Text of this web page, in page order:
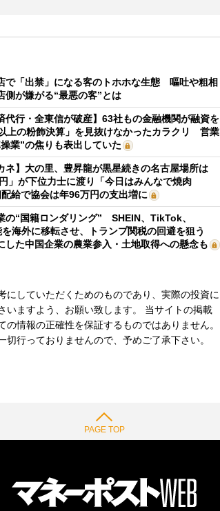
で「出禁」になる客のトホホな生態 嘔吐や粗相
側が嫌がる“最悪の客”とは
代行・全東信が破産】63社もの金融機関が融資を
上の粉飾決算」を見抜けなかったカラクリ 営業
業”の焦りも表出していた
ネ】大の里、豊昇龍が黒星続きの名古屋場所は
」が下位力士に渡り「今日はみんなで焼肉
給で協会は年96万円の支出増に
の“国籍ロンダリング” SHEIN、TikTok、
海外に移転させ、トランプ関税の回避を狙う
した中国企業の農業参入・土地取得への懸念も
していただくためのものであり、実際の投資に
いますよう、お願い致します。 当サイトの掲載
情報の正確性を保証するものではありません。
行っておりませんので、予めご了承下さい。
PAGE TOP